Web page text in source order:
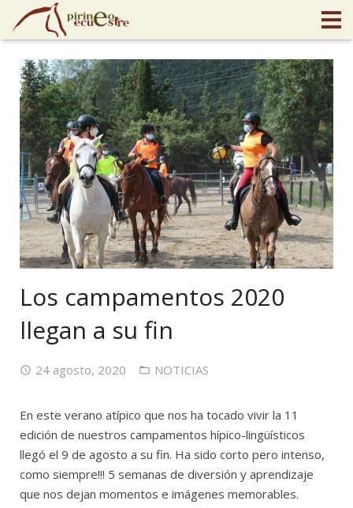
Los campamentos 2020
llegan a su fin
24 agosto, 2020 NOTICIAS
En este verano atípico que nos ha tocado vivir la 11
edición de nuestros campamentos hípico-lingüísticos
llegó el 9 de agosto a su fin. Ha sido corto pero intenso,
como siempre!!! 5 semanas de diversión y aprendizaje
que nos dejan momentos e imágenes memorables.